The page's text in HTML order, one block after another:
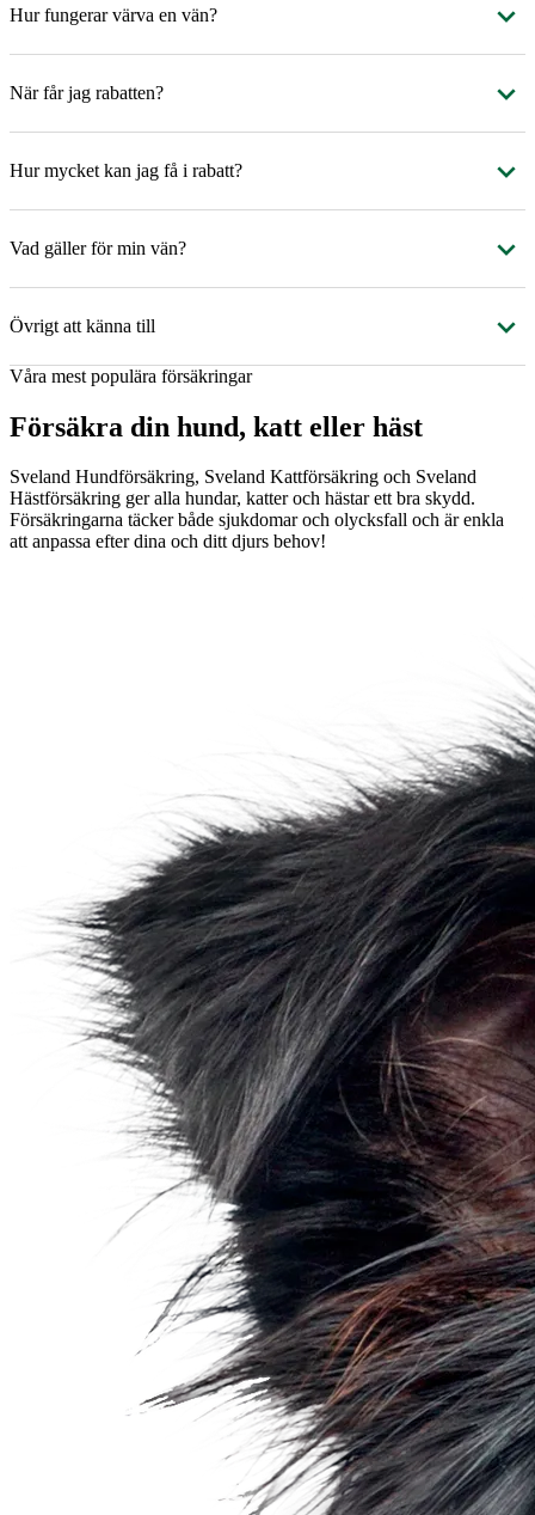
Hur fungerar värva en vän?
När får jag rabatten?
Hur mycket kan jag få i rabatt?
Vad gäller för min vän?
Övrigt att känna till
Våra mest populära försäkringar
Försäkra din hund, katt eller häst
Sveland Hundförsäkring, Sveland Kattförsäkring och Sveland
Hästförsäkring ger alla hundar, katter och hästar ett bra skydd.
Försäkringarna täcker både sjukdomar och olycksfall och är enkla
att anpassa efter dina och ditt djurs behov!